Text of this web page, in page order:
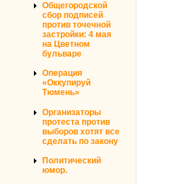
Общегородской
сбор подписей
против точечной
застройки: 4 мая
на Цветном
бульваре
Операция
«Оккупируй
Тюмень»
Организаторы
протеста против
выборов хотят все
сделать по закону
Политический
юмор.